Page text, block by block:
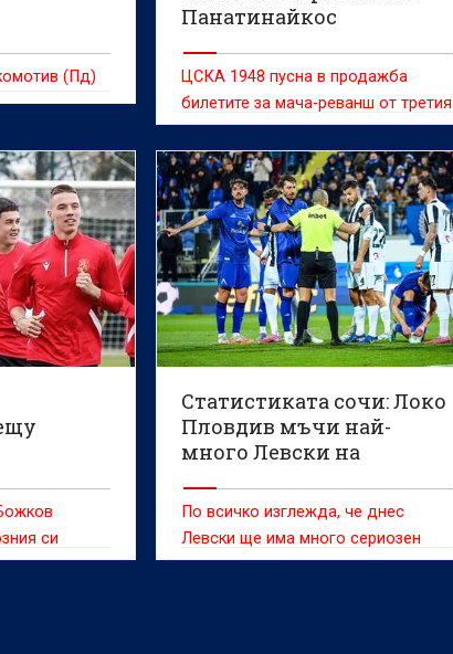
(Пд)
Панатинайкос
ЦСКА 1948 пусна в продажба
билетите за мача-реванш от третия
квалификационен кръг в Лигата на
конференциите срещу
Панатинайкос през следващата
седмица.
си
направи
Статистиката сочи: Локо
Пловдив мъчи най-
много Левски на
По всичко изглежда, че днес
Левски ще има много сериозен
тест срещу Локомотив Пд.